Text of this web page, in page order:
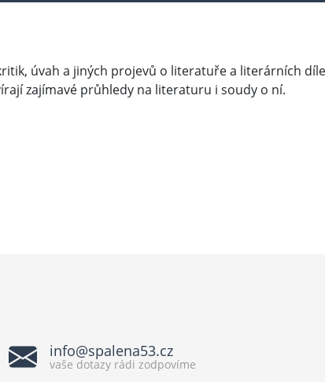
úvah a jiných projevů o literatuře a literárních
zajímavé průhledy na literaturu i soudy o ní.
info@spalena53.cz
vaše dotazy rádi zodpovíme